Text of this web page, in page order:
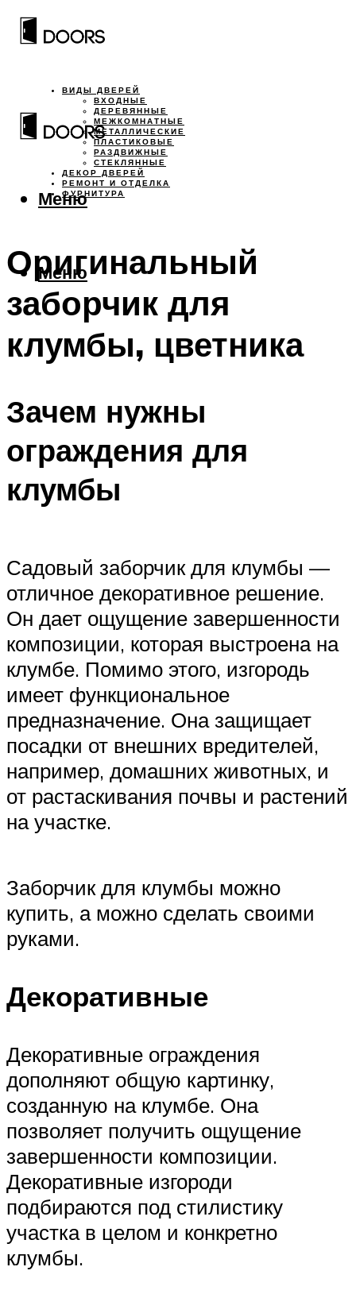
ВИДЫ ДВЕРЕЙ
ВХОДНЫЕ
ДЕРЕВЯННЫЕ
МЕЖКОМНАТНЫЕ
МЕТАЛЛИЧЕСКИЕ
ПЛАСТИКОВЫЕ
РАЗДВИЖНЫЕ
СТЕКЛЯННЫЕ
ДЕКОР ДВЕРЕЙ
РЕМОНТ И ОТДЕЛКА
ФУРНИТУРА
Меню
Меню
Оригинальный
заборчик для
клумбы, цветника
Зачем нужны
ограждения для
клумбы
Садовый заборчик для клумбы —
отличное декоративное решение.
Он дает ощущение завершенности
композиции, которая выстроена на
клумбе. Помимо этого, изгородь
имеет функциональное
предназначение. Она защищает
посадки от внешних вредителей,
например, домашних животных, и
от растаскивания почвы и растений
на участке.
Заборчик для клумбы можно
купить, а можно сделать своими
руками.
Декоративные
Декоративные ограждения
дополняют общую картинку,
созданную на клумбе. Она
позволяет получить ощущение
завершенности композиции.
Декоративные изгороди
подбираются под стилистику
участка в целом и конкретно
клумбы.